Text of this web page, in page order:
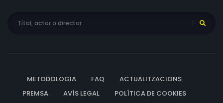
METODOLOGIA FAQ
ACTUALITZACIONS
PREMSA
AVÍS LEGAL POLÍTICA DE COOKIES